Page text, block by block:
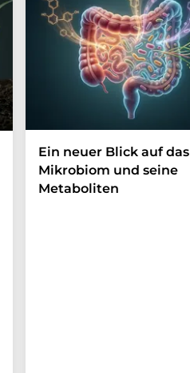
Ein neuer Blick auf das
Mikrobiom und seine
Metaboliten